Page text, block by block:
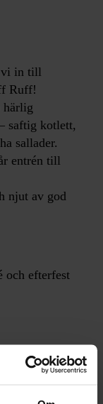
vi in till
Ruff!
härlig
saftig kotlett,
sallader.
entrén till
njut av god
och efterfest